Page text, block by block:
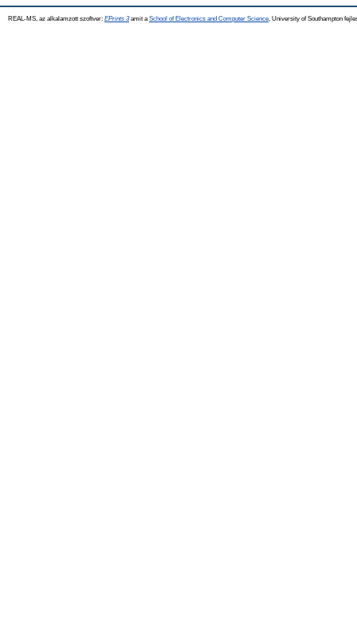
REAL-MS, az alkalamzott szoftver: EPrints 3amit a School of Electronics and Computer Science , University of Southampton